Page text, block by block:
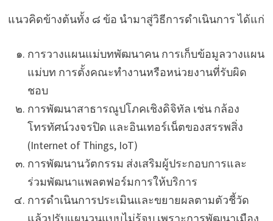
แนวคิดข้างต้นทั้ง ๘ ข้อ นำมาสู่วิธีการดำเนินการ ได้แก่
การวางแผนแม่บทพัฒนาคน การเก็บข้อมูลวางแผน
แม่บท การตั้งคณะทำงานหรือหน่วยงานที่รับผิด
ชอบ
การพัฒนาสาธารณูปโภคเชิงดิจิทัล เช่น กล้อง
โทรทัศน์วงจรปิด และอินเทอร์เน็ตของสรรพสิ่ง
(Internet of Things, IoT)
การพัฒนานวัตกรรม ส่งเสริมผู้ประกอบการและ
ร่วมพัฒนาแพลตฟอร์มการให้บริการ
การดำเนินการประเมินและขยายผลตามตัวชี้วัด